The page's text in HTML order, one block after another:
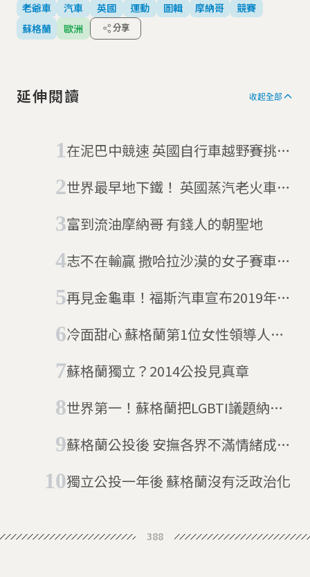
老爺車 汽車 英國 運動 圖輯 摩納哥
競賽
蘇格蘭
歐洲 分享
延伸閱讀 收起全部
在泥巴中競速 英國自行車越野賽挑戰
世界最早地下鐵！ 英國蒸汽老火車重
富到流油摩納哥 有錢人的朝聖地
志不在輸贏 撒哈拉沙漠的女子賽車比
再見金龜車！福斯汽車宣布2019年停
冷面甜心 蘇格蘭第1位女性領導人的
蘇格蘭獨立？2014公投見真章
世界第一！蘇格蘭把LGBTI議題納入
蘇格蘭公投後 安撫各界不滿情緒成頭
獨立公投一年後 蘇格蘭沒有泛政治化
388